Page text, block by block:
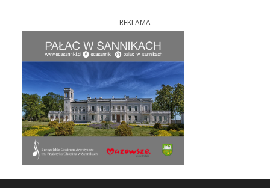
REKLAMA